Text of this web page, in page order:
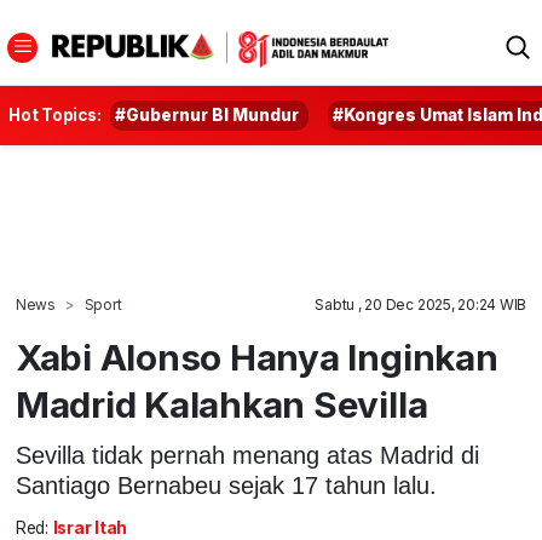
Hot Topics: #Gubernur BI Mundur #Kongres Umat Islam
News Sport Sabtu , 20 Dec 2025, 20:24 WIB
Xabi Alonso Hanya Inginkan
Madrid Kalahkan Sevilla
Sevilla tidak pernah menang atas Madrid di
Santiago Bernabeu sejak 17 tahun lalu.
Red: Israr Itah